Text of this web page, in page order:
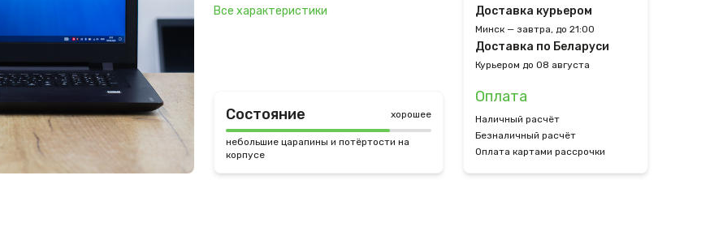
Все характеристики
Состояние хорошее
небольшие царапины и потёртости на
корпусе
Доставка курьером
Минск — завтра, до 21:00
Доставка по Беларуси
Курьером до 08 августа
Оплата
Наличный расчёт
Безналичный расчёт
Оплата картами рассрочки